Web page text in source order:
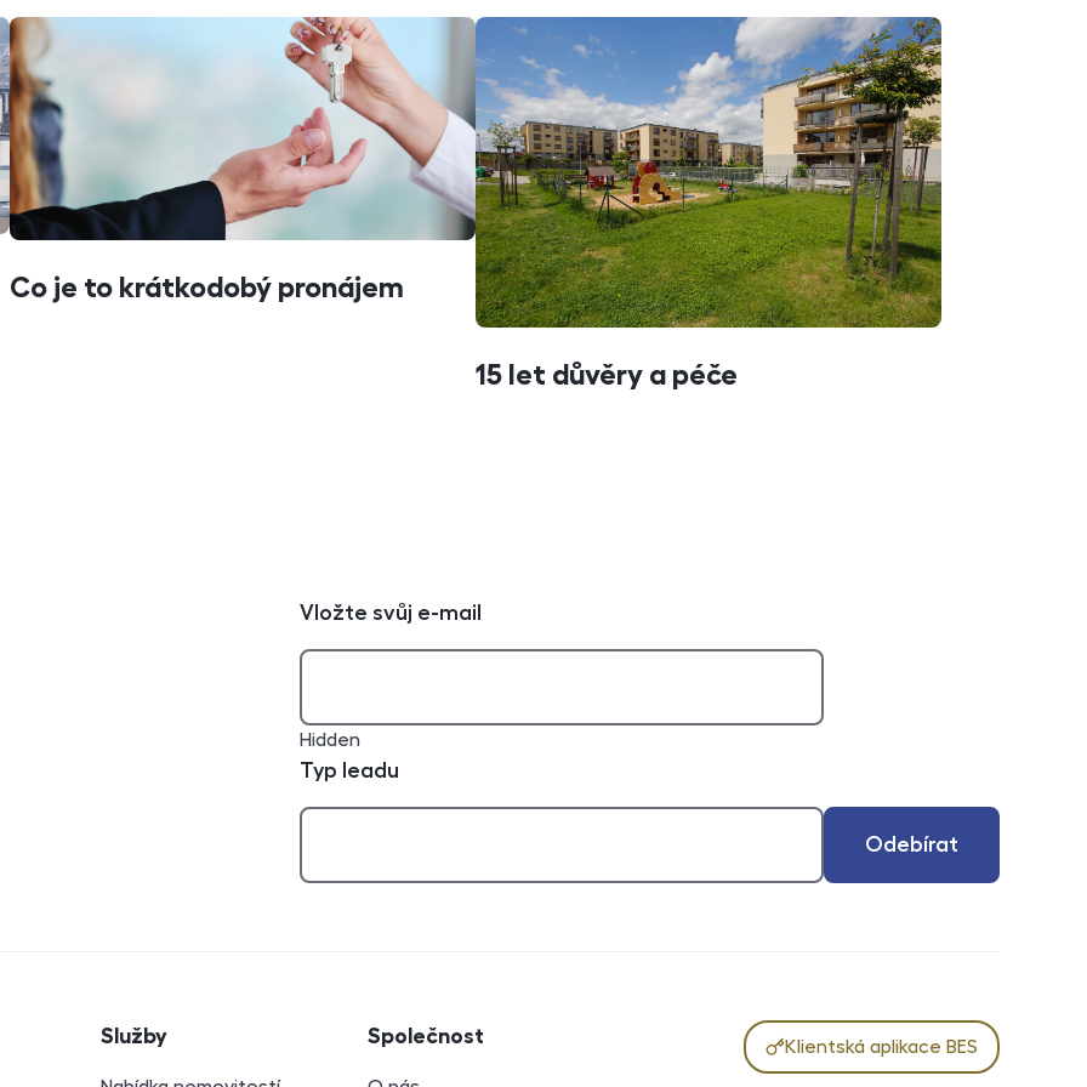
Co je to krátkodobý pronájem
15 let důvěry a péče
Vložte svůj e-mail
Hidden
Typ leadu
Odebírat
Služby Společnost Klientská aplikace BES